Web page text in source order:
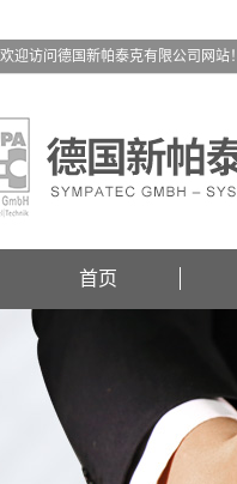
欢迎访问德国新帕泰克有限公司网站！
首页